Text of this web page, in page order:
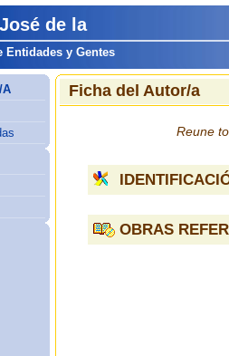
de la
Entidades y Gentes
A
Ficha del Autor/a
Reune
OBRAS